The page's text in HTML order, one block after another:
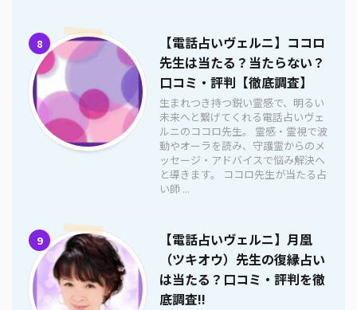
8
【電話占いヴェルニ】ココロ
先生は当たる？当たらない？
口コミ・評判【徹底調査】
生まれつき持つ鋭い霊感で、明るい
未来へと繋げてくれる電話占いヴェ
ルニのココロ先生。 霊感・霊視で波
動やオーラを読み、守護霊からのメ
ッセージ・アドバイスで悩み解決へ
と導きます。 ココロ先生が当たる占
い師 ...
9
【電話占いヴェルニ】月凰
（ツキオウ）先生の復縁占い
は当たる？口コミ・評判を徹
底調査!!